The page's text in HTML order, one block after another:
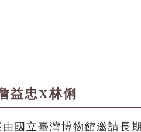
益忠X林俐
由國立臺灣博物館邀請長